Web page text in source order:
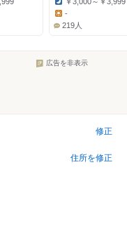
Dinner:
-
219人
広告を非表示
修正
住所を修正